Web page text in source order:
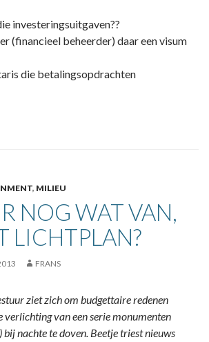
investeringsuitgaven??
(financieel beheerder) daar een visum
die betalingsopdrachten
, MILIEU
NOG WAT VAN,
LICHTPLAN?
FRANS
ziet zich om budgettaire redenen
verlichting van een serie monumenten
bij nachte te doven. Beetje triest nieuws